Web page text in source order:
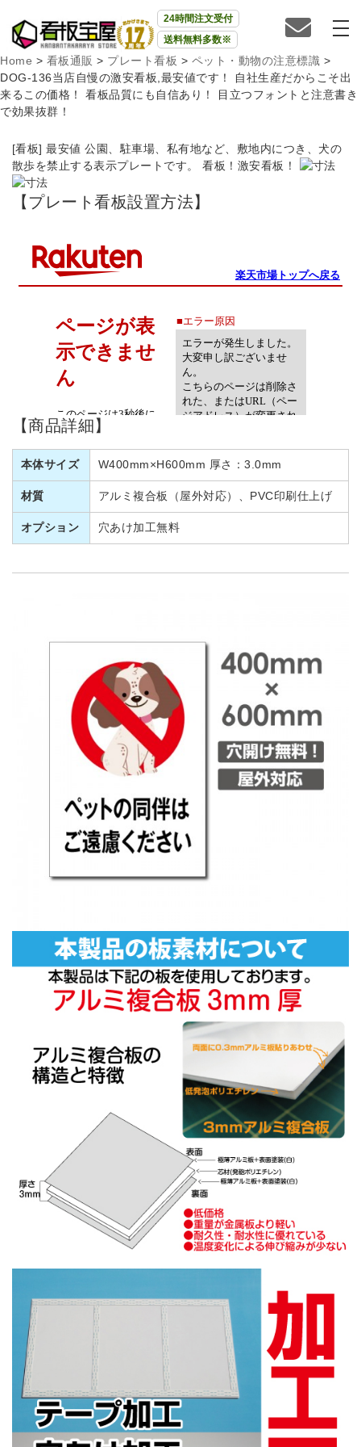
24時間注文受付
送料無料多数※
Home > 看板通販 > プレート看板 > ペット・動物の注意標識 >
DOG-136当店自慢の激安看板,最安値です！ 自社生産だからこそ出
来るこの価格！ 看板品質にも自信あり！ 目立つフォントと注意書き
で効果抜群！
[看板] 最安値 公園、駐車場、私有地など、敷地内につき、犬の
散歩を禁止する表示プレートです。 看板！激安看板！
【プレート看板設置方法】
【商品詳細】
本体サイズ W400mm×H600mm 厚さ：3.0mm
材質 アルミ複合板（屋外対応）、PVC印刷仕上げ
オプション 穴あけ加工無料